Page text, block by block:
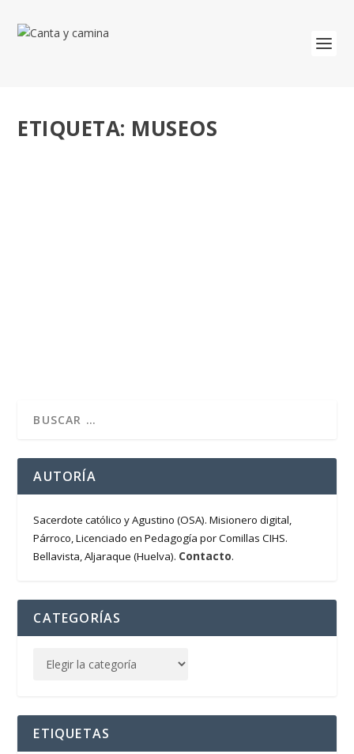
ETIQUETA: MUSEOS
AUTORÍA
Sacerdote católico y Agustino (OSA). Misionero digital,
Párroco, Licenciado en Pedagogía por Comillas CIHS.
Bellavista, Aljaraque (Huelva). Contacto.
CATEGORÍAS
ETIQUETAS